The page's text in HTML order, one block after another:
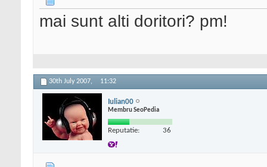
mai sunt alti doritori? pm!
30th July 2007, 11:32
Iulian00
Membru SeoPedia
Reputatie: 36